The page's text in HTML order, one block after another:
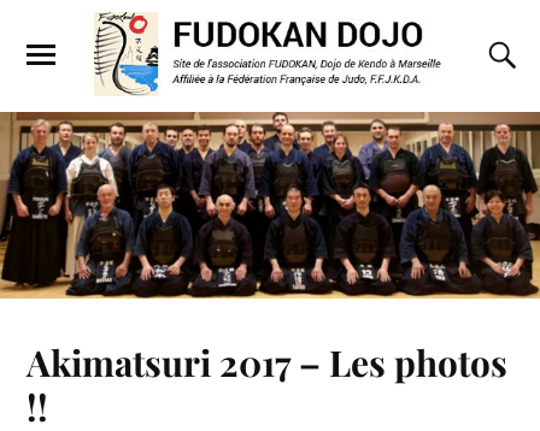
Akimatsuri 2017 – Les photos
!!